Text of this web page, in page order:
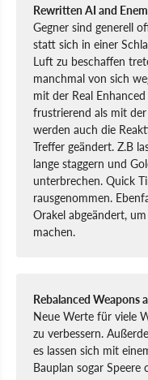
Rewritten AI and
Gegner sind generell
statt sich in einer
Luft zu beschaffen
manchmal von sich
mit der Real
frustrierend als mit
werden auch die
Treffer geändert. Z.B
lange staggern und
unterbrechen. Quick
rausgenommen.
Orakel abgeändert,
machen.
Rebalanced Weapons
Neue Werte für viele
zu verbessern.
es lassen sich mit
Bauplan sogar